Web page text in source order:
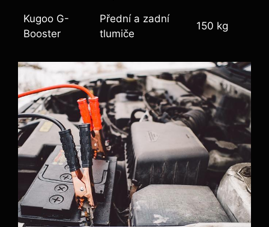
Kugoo G-
Booster
Přední a zadní
tlumiče
150 kg